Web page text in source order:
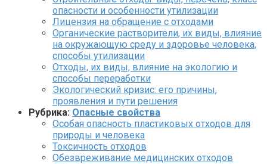
опасности и особенности утилизации
Лицензия на обращение с отходами
Органические растворители, их виды, влияние
на окружающую среду и здоровье человека,
способы утилизации
Отходы, их виды, влияние на экологию и
способы переработки
Экологический кризис: его причины,
проявления и пути решения
Рубрика: Опасные свойства
Особая опасность пластиковых отходов для
природы и человека
Токсичность отходов
Обезвреживание медицинских отходов